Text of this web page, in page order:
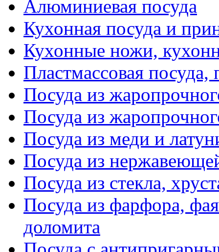
Алюминиевая посуда
Кухонная посуда и
Кухонные ножи,
Пластмассовая
Посуда из
Посуда из
Посуда из меди и
Посуда из
Посуда из стекла,
Посуда из фарфора,
доломита